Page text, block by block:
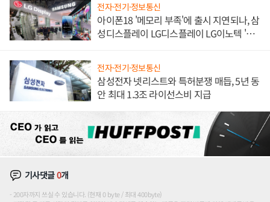
전자·전기·정보통신
아이폰18 '메모리 부족'에 출시 지연되나, 삼
성디스플레이 LG디스플레이 LG이노텍 '탈
전자·전기·정보통신
삼성전자 넷리스트와 특허분쟁 매듭, 5년 동
안 최대 1.3조 라이선스비 지급
기사댓글0개
200자까지 쓰실 수 있습니다. (현재 0 byte / 최대 400byte)